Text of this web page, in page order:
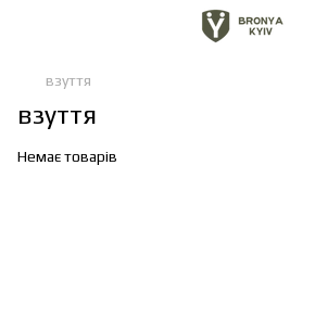
взуття
взуття
Немає товарів